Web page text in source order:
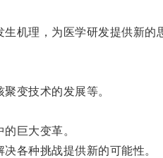
理，为医学研发提供新的
变技术的发展等。
巨大变革。
各种挑战提供新的可能性。